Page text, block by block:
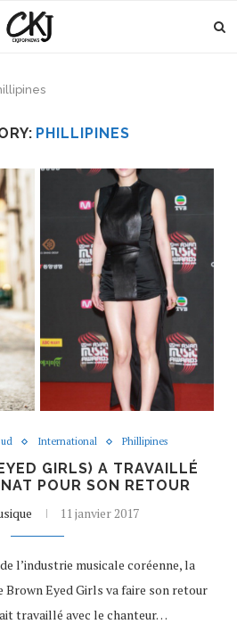
PHILLIPINES
International Phillipines
GIRLS) A TRAVAILLÉ
POUR SON RETOUR
11 janvier 2017
l’industrie musicale coréenne, la
Brown Eyed Girls va faire son retour
travaillé avec le chanteur…